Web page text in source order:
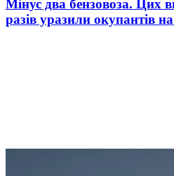
Мінус два бензовоза. Цих
разів уразили окупантів